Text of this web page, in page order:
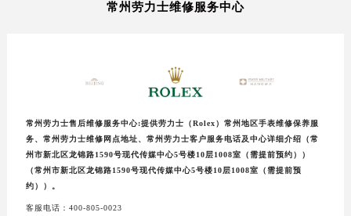
常州劳力士维修服务中心
常州劳力士售后维修服务中心:提供劳力士（Rolex）常州地区手表维修保养服
务、常州劳力士维修网点地址、常州劳力士客户服务电话及中心详细介绍（常
州市新北区龙锦路1590号现代传媒中心5号楼10层1008室（需提前预约））
（常州市新北区龙锦路1590号现代传媒中心5号楼10层1008室（需提前预
约））。
客服电话：400-805-0023